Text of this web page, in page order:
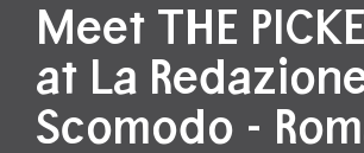
Meet THE
at La
Scomodo -